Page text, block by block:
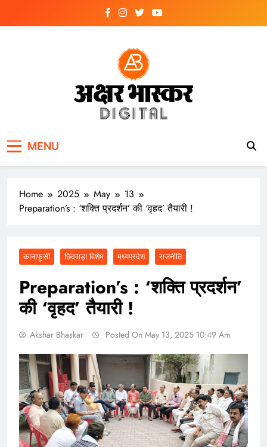
MENU
Home 2025 May
13
Preparation’s : ‘शक्ति प्रदर्शन’ की ‘वृहद’ तैयारी !
कानाफूसी छिंदवाड़ा विशेष मध्यप्रदेश राजनीति
Preparation’s : ‘शक्ति प्रदर्शन’
की ‘वृहद’ तैयारी !
Akshar Bhaskar Posted On May 13, 2025 10:49 Am